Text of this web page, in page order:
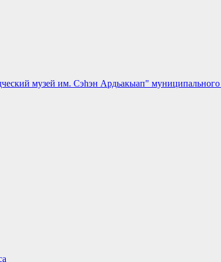
музей им. Сэһэн Ардьакыап"